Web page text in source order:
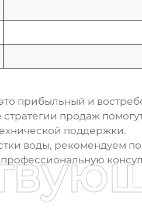
прибыльный и
продаж
поддержки.
воды, рекомендуем